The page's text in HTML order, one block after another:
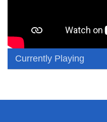
Currently Playing